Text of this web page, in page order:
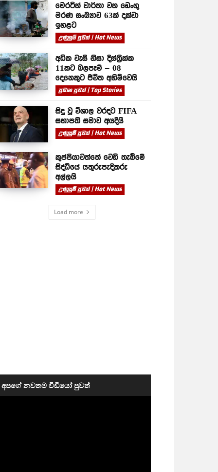
මෙරටින් වාර්තා වන ඩෙංගු
මරණ සංඛ්‍යාව 63ක් දක්වා
ඉහළට
උණුසුම් පුවත් | Hot News
අධික වැසි නිසා දිස්ත්‍රික්ක
11කට බලපෑම් – 08
දෙනෙකුට ජීවිත අහිමිවෙයි
ප්‍රධාන පුවත් | Top Stories
සිදු වූ විශාල වරදට FIFA
සභාපති සමාව අයදියි
උණුසුම් පුවත් | Hot News
කුප්පියාවත්තේ වෙඩි තැබීමේ
සිද්ධියේ යතුරුපැදිකරු
අල්ලයි
උණුසුම් පුවත් | Hot News
Load more
අපගේ නවතම වීඩියෝ පුවත්